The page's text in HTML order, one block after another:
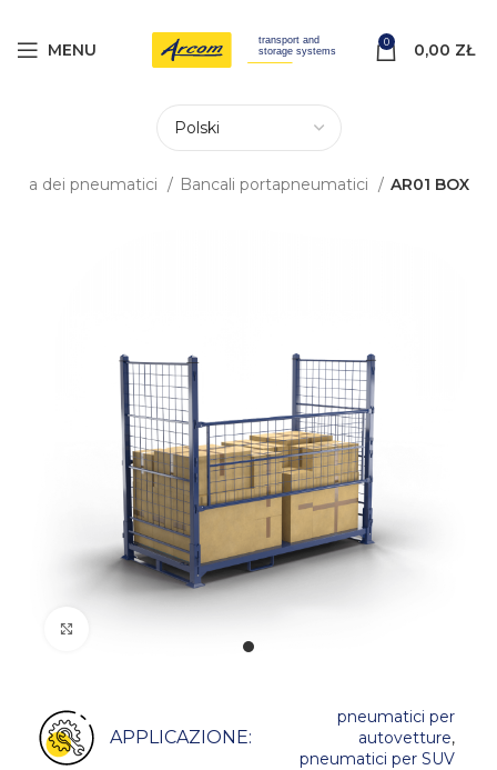
MENU 0 0,00 ZŁ
dei pneumatici Bancali portapneumatici AR01 BOX
APPLICAZIONE:
pneumatici per
autovetture,
pneumatici per SUV